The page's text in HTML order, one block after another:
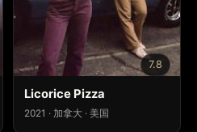
7.8
Licorice Pizza
2021 · 加拿大 · 美国